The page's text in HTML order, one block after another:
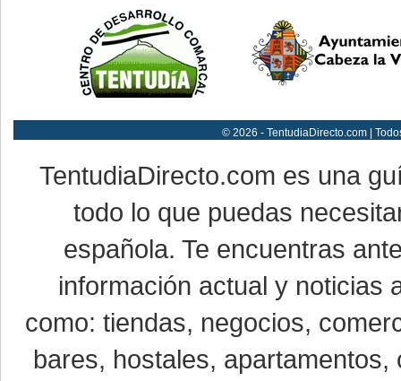
© 2026 - TentudiaDirecto.com |
TentudiaDirecto.com es una
todo lo que puedas
española. Te encuentras
información actual y noticias
como: tiendas, negocios,
bares, hostales,